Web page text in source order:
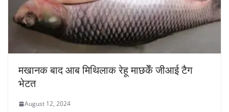
मखानक बाद आब मिथिलाक रेहू माछकेँ जीआई टैग
भेटत
August 12, 2024